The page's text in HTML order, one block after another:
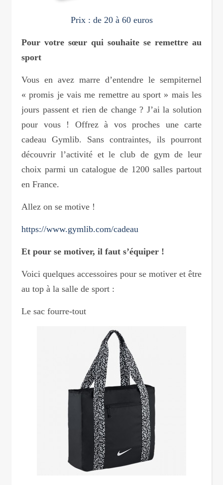
Prix : de 20 à 60 euros
Pour votre sœur qui souhaite se remettre au
sport
Vous en avez marre d’entendre le sempiternel
« promis je vais me remettre au sport » mais les
jours passent et rien de change ? J’ai la solution
pour vous ! Offrez à vos proches une carte
cadeau Gymlib. Sans contraintes, ils pourront
découvrir l’activité et le club de gym de leur
choix parmi un catalogue de 1200 salles partout
en France.
Allez on se motive !
https://www.gymlib.com/cadeau
Et pour se motiver, il faut s’équiper !
Voici quelques accessoires pour se motiver et être
au top à la salle de sport :
Le sac fourre-tout